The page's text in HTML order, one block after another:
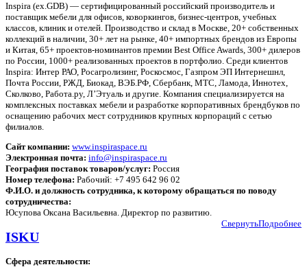
Inspira (ex.GDB) — сертифицированный российский производитель и
поставщик мебели для офисов, коворкингов, бизнес-центров, учебных
классов, клиник и отелей. Производство и склад в Москве, 20+ собственных
коллекций в наличии, 30+ лет на рынке, 40+ импортных брендов из Европы
и Китая, 65+ проектов-номинантов премии Best Office Awards, 300+ дилеров
по России, 1000+ реализованных проектов в портфолио. Среди клиентов
Inspira: Интер РАО, Росагролизинг, Роскосмос, Газпром ЭП Интернешнл,
Почта России, РЖД, Биокад, ВЭБ.РФ, Сбербанк, МТС, Ламода, Иннотех,
Сколково, Работа.ру, Л’Этуаль и другие. Компания специализируется на
комплексных поставках мебели и разработке корпоративных брендбуков по
оснащению рабочих мест сотрудников крупных корпораций с сетью
филиалов.
Сайт компании: www.inspiraspace.ru
Электронная почта: info@inspiraspace.ru
География поставок товаров/услуг: Россия
Номер телефона: Рабочий: +7 495 642 96 02
Ф.И.О. и должность сотрудника, к которому обращаться по поводу
сотрудничества:
Юсупова Оксана Васильевна. Директор по развитию.
Подробнее
Свернуть
ISKU
Сфера деятельности: